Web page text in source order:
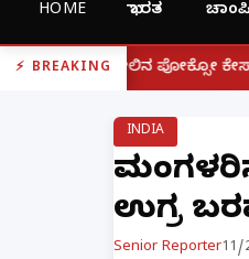
HOME ಭಾರತ
BREAKING
ಕೇಸ್ ರದ್ದಾಗಲ್ಲ: ಹೈಕೋರ್ಟ್
INDIA
ಉಗ್ರ
Senior Reporter11/